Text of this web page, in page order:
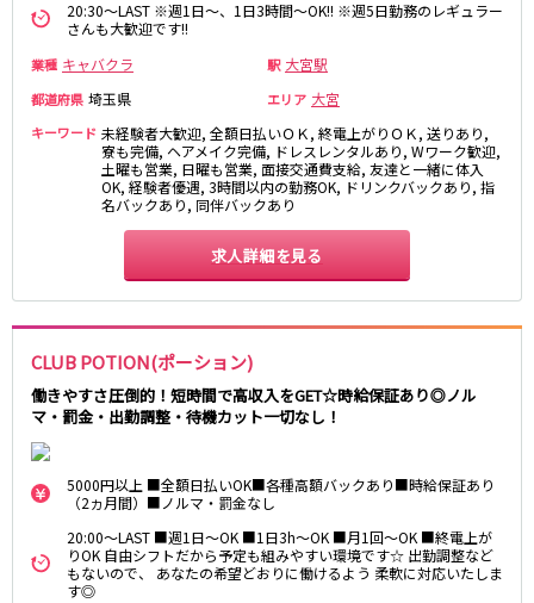
20:30～LAST ※週1日～、1日3時間～OK!! ※週5日勤務のレギュラー
さんも大歓迎です!!
業種 キャバクラ 駅 大宮駅
都道府県 埼玉県 エリア 大宮
キーワード 未経験者大歓迎, 全額日払いＯＫ, 終電上がりＯＫ, 送りあり,
寮も完備, ヘアメイク完備, ドレスレンタルあり, Wワーク歓迎,
土曜も営業, 日曜も営業, 面接交通費支給, 友達と一緒に体入
OK, 経験者優遇, 3時間以内の勤務OK, ドリンクバックあり, 指
名バックあり, 同伴バックあり
求人詳細を見る
CLUB POTION(ポーション)
働きやすさ圧倒的！短時間で高収入をGET☆時給保証あり◎ノル
マ・罰金・出勤調整・待機カット一切なし！
5000円以上 ■全額日払いOK■各種高額バックあり■時給保証あり
（2ヵ月間）■ノルマ・罰金なし
20:00～LAST ■週1日～OK ■1日3h～OK ■月1回～OK ■終電上が
りOK 自由シフトだから予定も組みやすい環境です☆ 出勤調整など
もないので、 あなたの希望どおりに働けるよう 柔軟に対応いたしま
す◎
高田馬場駅
航空公園駅
JR根岸線
関内駅
横浜駅
桜木町駅
大船駅
西武池袋線
練馬駅
所沢駅
ひばりヶ丘駅
清瀬駅
桜台駅
飯能駅
大泉学園駅
保谷駅
石神井公園駅
JR横浜線
町田駅
八王子駅
相模原駅
橋本駅